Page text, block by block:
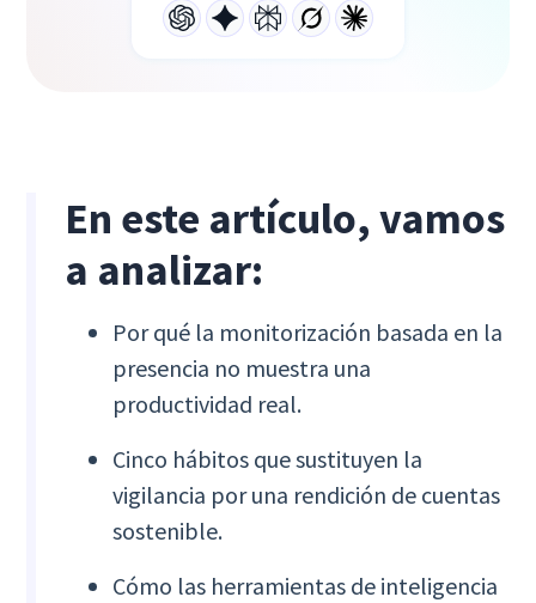
En este artículo, vamos
a analizar:
Por qué la monitorización basada en la
presencia no muestra una
productividad real.
Cinco hábitos que sustituyen la
vigilancia por una rendición de cuentas
sostenible.
Cómo las herramientas de inteligencia